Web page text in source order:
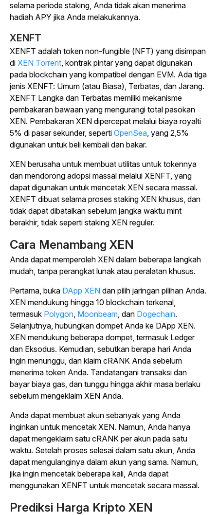
selama periode staking, Anda tidak akan menerima
hadiah APY jika Anda melakukannya.
XENFT
XENFT adalah token non-fungible (NFT) yang disimpan
di XEN Torrent, kontrak pintar yang dapat digunakan
pada blockchain yang kompatibel dengan EVM. Ada tiga
jenis XENFT: Umum (atau Biasa), Terbatas, dan Jarang.
XENFT Langka dan Terbatas memiliki mekanisme
pembakaran bawaan yang mengurangi total pasokan
XEN. Pembakaran XEN dipercepat melalui biaya royalti
5% di pasar sekunder, seperti OpenSea, yang 2,5%
digunakan untuk beli kembali dan bakar.
XEN berusaha untuk membuat utilitas untuk tokennya
dan mendorong adopsi massal melalui XENFT, yang
dapat digunakan untuk mencetak XEN secara massal.
XENFT dibuat selama proses staking XEN khusus, dan
tidak dapat dibatalkan sebelum jangka waktu mint
berakhir, tidak seperti staking XEN reguler.
Cara Menambang XEN
Anda dapat memperoleh XEN dalam beberapa langkah
mudah, tanpa perangkat lunak atau peralatan khusus.
Pertama, buka DApp XEN dan pilih jaringan pilihan Anda.
XEN mendukung hingga 10 blockchain terkenal,
termasuk Polygon, Moonbeam, dan Dogechain.
Selanjutnya, hubungkan dompet Anda ke DApp XEN.
XEN mendukung beberapa dompet, termasuk Ledger
dan Eksodus. Kemudian, sebutkan berapa hari Anda
ingin menunggu, dan klaim cRANK Anda sebelum
menerima token Anda. Tandatangani transaksi dan
bayar biaya gas, dan tunggu hingga akhir masa berlaku
sebelum mengeklaim XEN Anda.
Anda dapat membuat akun sebanyak yang Anda
inginkan untuk mencetak XEN. Namun, Anda hanya
dapat mengeklaim satu cRANK per akun pada satu
waktu. Setelah proses selesai dalam satu akun, Anda
dapat mengulanginya dalam akun yang sama. Namun,
jika ingin mencetak beberapa kali, Anda dapat
menggunakan XENFT untuk mencetak secara massal.
Prediksi Harga Kripto XEN